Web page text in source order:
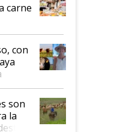
carne
con
las
con
son
la